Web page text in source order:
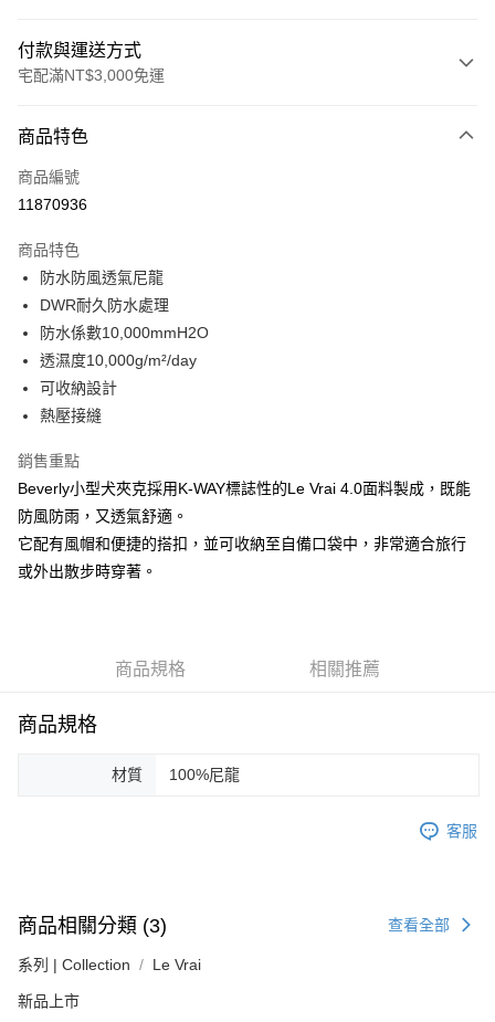
付款與運送方式
宅配滿NT$3,000免運
信用卡一次付款
信用卡分期付款
合作金庫商業銀行
華南商業銀行
上海商業儲蓄銀行
國泰世華商業銀行
臺灣中小企業銀行
匯豐（台灣）商業銀行
聯邦商業銀行
元大商業銀行
台新國際商業銀行
台灣樂天信用卡公司
LINE Pay
Apple Pay
街口支付
悠遊付
AFTEE先享後付
相關說明
【關於「AFTEE先享後付」】
AFTEE先享後付是「在收到商品之後才付款」的支付方式。 讓您購物簡單
便利好安心！
１．簡單：不需註冊會員、不需綁卡、不需儲值。
【「AFTEE先享後付」結帳流程】
２．訂單成立數日內，您將收到繳費通知簡訊。
※ 請注意：結帳手續完成當下不需立刻繳費，但若您需要取消訂單，請聯絡
※ 交易是否成功請以「AFTEE先享後付 」之結帳頁面顯示為準，若有關於
【注意事項】
１．透過由恩沛科技股份有限公司提供之「AFTEE先享後付」服務完成之交
易，需依本服務之必要範圍內提供個人資料，並將交易相關給付款項請求債
２．關於個人資料處理事宜，請瀏覽以下網址：
ATM付款
每筆NT$120，滿NT$3,000(含以上)免運費
商品特色
商品編號
11870936
商品特色
防水防風透氣尼龍
DWR耐久防水處理
防水係數10,000mmH2O
透濕度10,000g/m²/day
可收納設計
熱壓接縫
銷售重點
Beverly小型犬夾克採用K-WAY標誌性的Le Vrai 4.0面料製成，既能
防風防雨，又透氣舒適。
它配有風帽和便捷的搭扣，並可收納至自備口袋中，非常適合旅行
或外出散步時穿著。
商品規格 相關推薦
商品規格
材質 100%尼龍
客服
商品相關分類 (3) 查看全部
系列 | Collection Le Vrai
新品上市